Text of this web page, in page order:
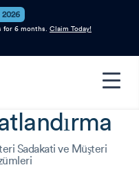
2026
for 6 months. Claim Today!
Sadakati ve Müşteri